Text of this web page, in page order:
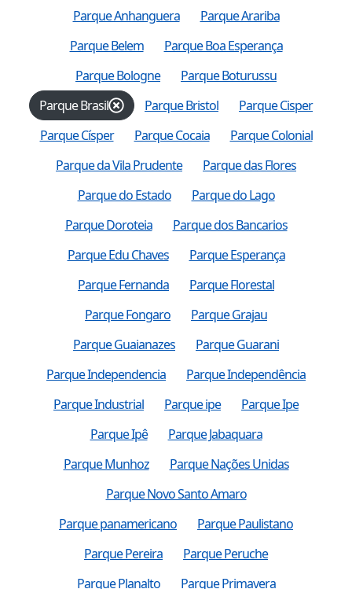
Parque Anhanguera
Parque Arariba
Parque Belem
Parque Boa Esperança
Parque Bologne
Parque Boturussu
Parque Brasil
Parque Bristol
Parque Cisper
Parque Císper
Parque Cocaia
Parque Colonial
Parque da Vila Prudente
Parque das Flores
Parque do Estado
Parque do Lago
Parque Doroteia
Parque dos Bancarios
Parque Edu Chaves
Parque Esperança
Parque Fernanda
Parque Florestal
Parque Fongaro
Parque Grajau
Parque Guaianazes
Parque Guarani
Parque Independencia
Parque Independência
Parque Industrial
Parque ipe
Parque Ipe
Parque Ipê
Parque Jabaquara
Parque Munhoz
Parque Nações Unidas
Parque Novo Santo Amaro
Parque panamericano
Parque Paulistano
Parque Pereira
Parque Peruche
Parque Planalto
Parque Primavera